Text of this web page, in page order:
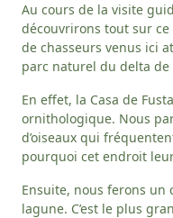
Au cours de la visite
découvrirons tout sur
de chasseurs venus ici
parc naturel du delta de
En effet, la Casa de
ornithologique. Nous
d’oiseaux qui
pourquoi cet endroit
Ensuite, nous ferons
lagune. C’est le plus